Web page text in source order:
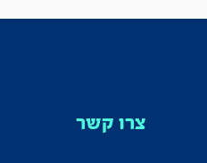
צרו קשר